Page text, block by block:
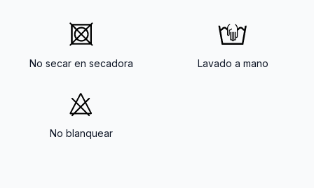
No secar en secadora Lavado a mano
No blanquear